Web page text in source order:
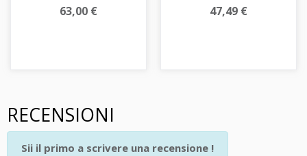
63,00 € 47,49 €
RECENSIONI
Sii il primo a scrivere una recensione !